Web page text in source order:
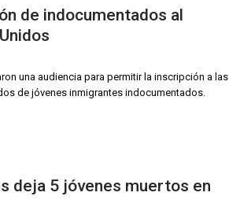
de indocumentados al
una audiencia para permitir la inscripción a las
de jóvenes inmigrantes indocumentados.
deja 5 jóvenes muertos en